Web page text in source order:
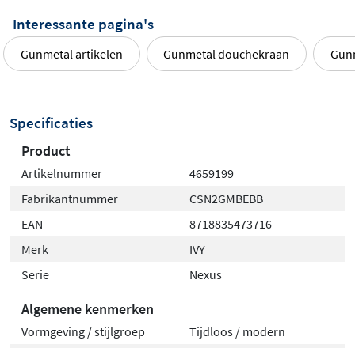
Interessante pagina's
Gunmetal artikelen Gunmetal douchekraan
Specificaties
Product
Artikelnummer
4659199
Fabrikantnummer
CSN2GMBEBB
EAN
8718835473716
Merk
IVY
Serie
Nexus
Algemene kenmerken
Vormgeving / stijlgroep
Tijdloos / modern